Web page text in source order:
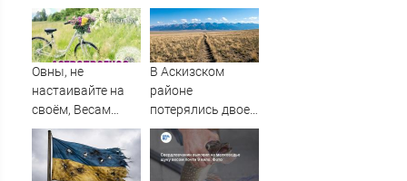
в воронежском
СИЗО
потребовали
ужесточить -
Новости на
Вести.ru
«Упырь» после
покушения —
детали
Овны, не
настаивайте на
своём, Весам
захочется
красоты, а Раки
могут
В Аскизском
районе
потерялись двое
мужчин